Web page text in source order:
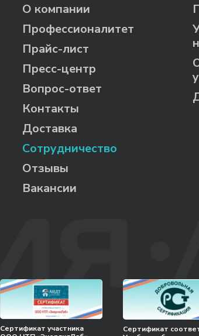
О компании
Профессионалитет
Прайс-лист
Пресс-центр
Вопрос-ответ
Контакты
Доставка
Сотрудничество
Отзывы
Вакансии
Сертификат участника
Сертификат